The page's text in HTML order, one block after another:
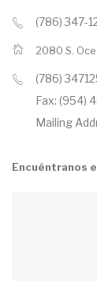
(786) 347-
2080 S.
(786)
Fax: (954)
Mailing
Encuéntranos